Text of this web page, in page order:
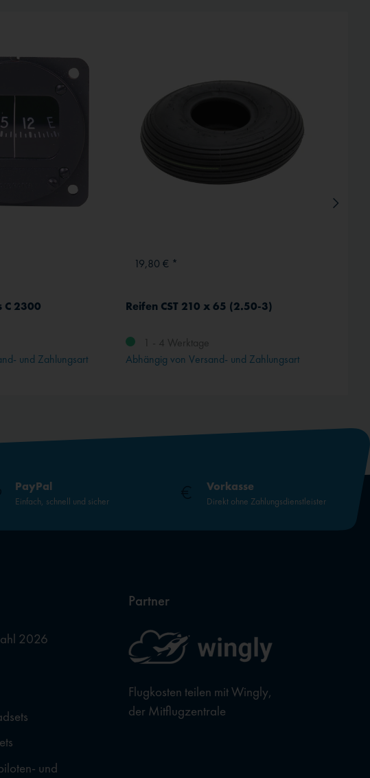
C 2300
und Zahlungsart
19,80 € *
Reifen CST 210 x 65 (2.50-3)
1 - 4 Werktage
Abhängig von Versand- und Zahlungsart
PayPal
Einfach, schnell und sicher
Vorkasse
Direkt ohne Zahlungsdienstleister
2026
und
Partner
Flugkosten teilen mit Wingly,
der Mitflugzentrale